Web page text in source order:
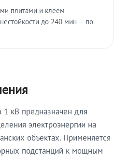
плитами и клеем
до 240 мин — по
кВ предназначен для
электроэнергии на
объектах. Применяется
подстанций к мощным